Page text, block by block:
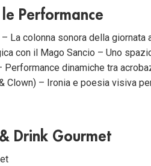
Performance
La colonna sonora della
con il Mago Sancio – Uno
Performance dinamiche tra
Clown) – Ironia e poesia visiva
Drink Gourmet